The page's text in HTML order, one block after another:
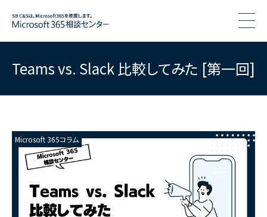
Teams vs. Slack 比較してみた [第一回]
Microsoft 365コラム